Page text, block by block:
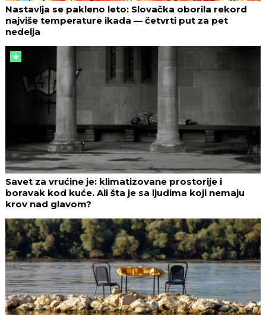
Nastavlja se pakleno leto: Slovačka oborila rekord
najviše temperature ikada — četvrti put za pet
nedelja
Savet za vrućine je: klimatizovane prostorije i
boravak kod kuće. Ali šta je sa ljudima koji nemaju
krov nad glavom?